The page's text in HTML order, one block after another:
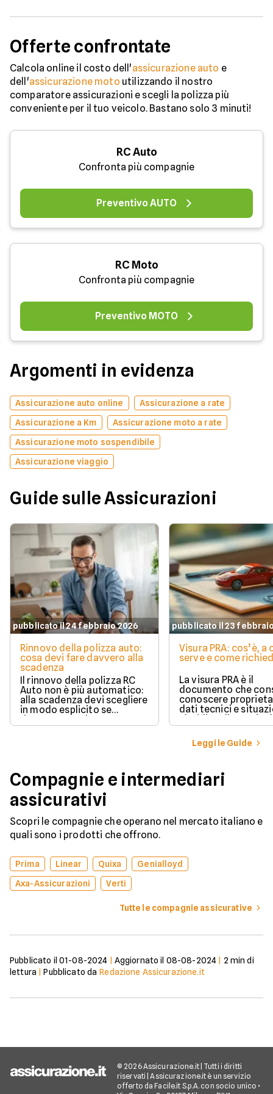
Offerte confrontate
Calcola online il costo dell'assicurazione auto e
dell'assicurazione moto utilizzando il nostro
comparatore assicurazioni e scegli la polizza più
conveniente per il tuo veicolo. Bastano solo 3 minuti!
RC Auto
Confronta più compagnie
Preventivo AUTO
RC Moto
Confronta più compagnie
Preventivo MOTO
Argomenti in evidenza
Assicurazione auto online
Assicurazione a rate
Assicurazione a Km
Assicurazione moto a rate
Assicurazione moto sospendibile
Assicurazione viaggio
Guide sulle Assicurazioni
pubblicato il 24 febbraio 2026
Rinnovo della polizza auto:
cosa devi fare davvero alla
scadenza
Il rinnovo della polizza RC
Auto non è più automatico:
alla scadenza devi scegliere
in modo esplicito se
rinnovare con la stessa
compagnia o stipulare un
pubblicato il 23
Visura PRA: cos’è, a
serve e come
La visura PRA è il
documento che
conoscere
dati tecnici e
giuridica di un
iscritto al Pubblico
Automobilistico.
Leggi le Guide
Compagnie e intermediari
assicurativi
Scopri le compagnie che operano nel mercato italiano e
quali sono i prodotti che offrono.
Prima Linear Quixa
Genialloyd
Axa-Assicurazioni
Verti
Tutte le compagnie assicurative
Pubblicato il 01-08-2024 Aggiornato il 08-08-2024 2 min di
lettura |Pubblicato da Redazione Assicurazione.it
© 2026 Assicurazione.it | Tutti i diritti
riservati | Assicurazione.it è un servizio
offerto da Facile.it S.p.A. con socio unico •